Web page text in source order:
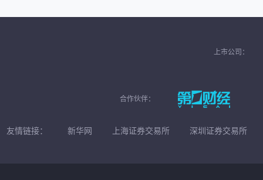
上市公司：
合作伙伴：
友情链接： 新华网 上海证券交易所 深圳证券交易所